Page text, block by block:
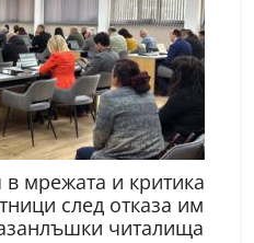
мрежата и критика
след отказа им
читалища